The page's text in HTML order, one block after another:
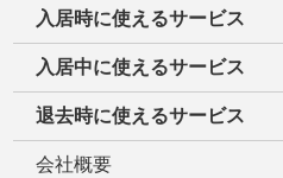
入居時に使えるサービス
入居中に使えるサービス
退去時に使えるサービス
会社概要